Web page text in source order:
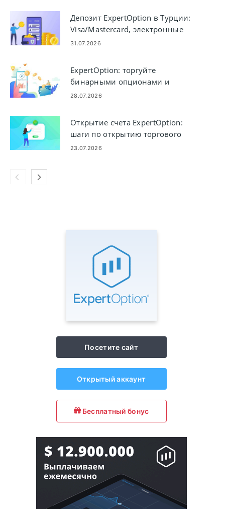
Депозит ExpertOption в Турции:
Visa/Mastercard, электронные
платежи и криптовалюта
31.07.2026
ExpertOption: торгуйте
бинарными опционами и
выводите деньги
28.07.2026
Открытие счета ExpertOption:
шаги по открытию торгового
счета
23.07.2026
Посетите сайт
Открытый аккаунт
Бесплатный бонус